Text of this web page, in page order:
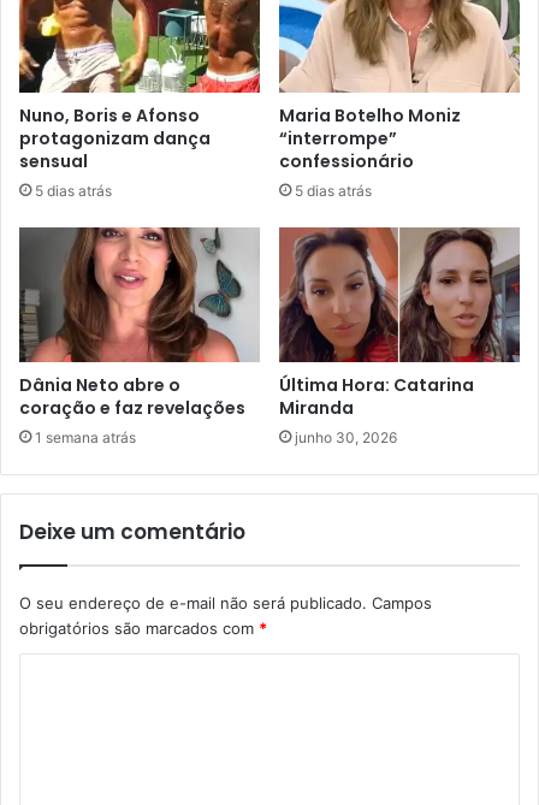
Nuno, Boris e Afonso
protagonizam dança
sensual
5 dias atrás
Maria Botelho Moniz
“interrompe”
confessionário
5 dias atrás
Dânia Neto abre o
coração e faz revelações
1 semana atrás
Última Hora: Catarina
Miranda
junho 30, 2026
Deixe um comentário
O seu endereço de e-mail não será publicado. Campos
obrigatórios são marcados com *